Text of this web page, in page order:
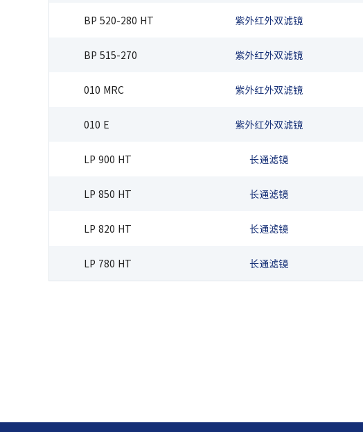
BP 520-280 HT 紫外红外双滤镜
BP 515-270 紫外红外双滤镜
010 MRC 紫外红外双滤镜
010 E 紫外红外双滤镜
LP 900 HT 长通滤镜
LP 850 HT 长通滤镜
LP 820 HT 长通滤镜
LP 780 HT 长通滤镜